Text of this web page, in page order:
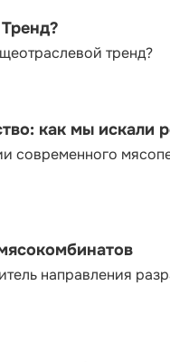
тренд?
как мы искали
современного
направления